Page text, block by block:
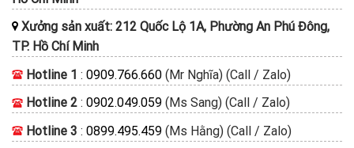
Xưởng sản xuất: 212 Quốc Lộ 1A, Phường An Phú Đông,
TP. Hồ Chí Minh
Hotline 1 : 0909.766.660 (Mr Nghĩa) (Call / Zalo)
Hotline 2 : 0902.049.059 (Ms Sang) (Call / Zalo)
Hotline 3 : 0899.495.459 (Ms Hằng) (Call / Zalo)